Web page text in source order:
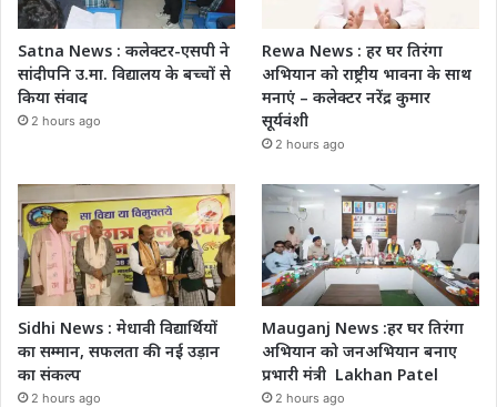
Satna News : कलेक्टर-एसपी ने
सांदीपनि उ.मा. विद्यालय के बच्चों से
किया संवाद
2 hours ago
Rewa News : हर घर तिरंगा
अभियान को राष्ट्रीय भावना के साथ
मनाएं – कलेक्टर नरेंद्र कुमार
सूर्यवंशी
2 hours ago
Sidhi News : मेधावी विद्यार्थियों
का सम्मान, सफलता की नई उड़ान
का संकल्प
2 hours ago
Mauganj News :हर घर तिरंगा
अभियान को जनअभियान बनाए
प्रभारी मंत्री Lakhan Patel
2 hours ago